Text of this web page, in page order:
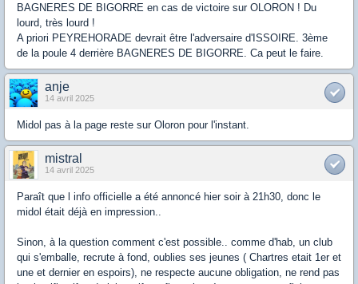
BAGNERES DE BIGORRE en cas de victoire sur OLORON ! Du
lourd, très lourd !
A priori PEYREHORADE devrait être l'adversaire d'ISSOIRE. 3ème
de la poule 4 derrière BAGNERES DE BIGORRE. Ca peut le faire.
anje
14 avril 2025
Midol pas à la page reste sur Oloron pour l'instant.
mistral
14 avril 2025
Paraît que l info officielle a été annoncé hier soir à 21h30, donc le
midol était déjà en impression..
Sinon, à la question comment c'est possible.. comme d'hab, un club
qui s'emballe, recrute à fond, oublies ses jeunes ( Chartres etait 1er et
une et dernier en espoirs), ne respecte aucune obligation, ne rend pas